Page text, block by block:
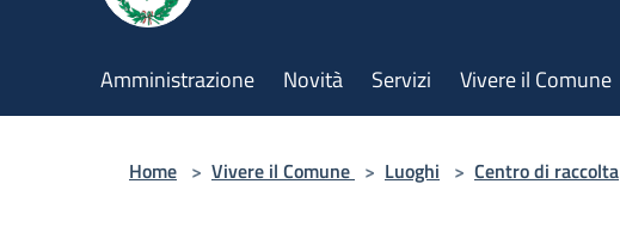
Amministrazione Novità Servizi Vivere il Comune
Home > Vivere il Comune > Luoghi > Centro di raccolta